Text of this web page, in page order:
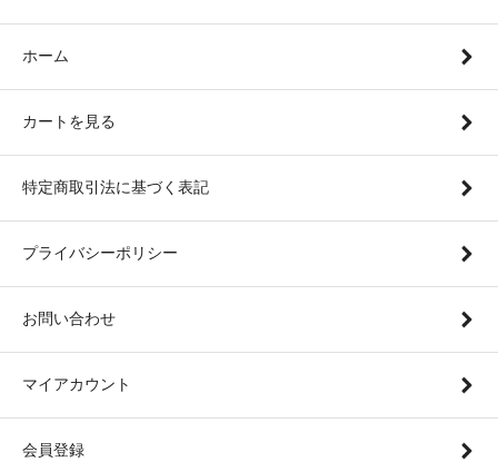
ホーム
カートを見る
特定商取引法に基づく表記
プライバシーポリシー
お問い合わせ
マイアカウント
会員登録